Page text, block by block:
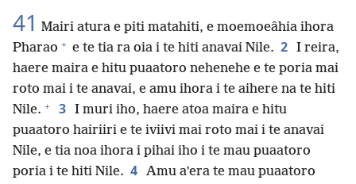
41 Mairi atura e piti matahiti, e moemoeâhia ihora
Pharao + e te tia ra oia i te hiti anavai Nile. 2 I reira,
haere maira e hitu puaatoro nehenehe e te poria mai
roto mai i te anavai, e amu ihora i te aihere na te hiti
Nile. + 3 I muri iho, haere atoa maira e hitu
puaatoro hairiiri e te iviivi mai roto mai i te anavai
Nile, e tia noa ihora i pihai iho i te mau puaatoro
poria i te hiti Nile. 4 Amu aˈera te mau puaatoro